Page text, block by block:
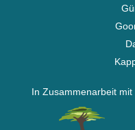
In Zusammenarbeit mit